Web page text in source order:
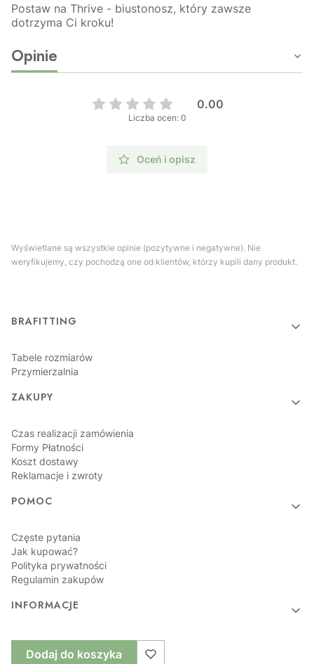
Postaw na Thrive - biustonosz, który zawsze
dotrzyma Ci kroku!
Opinie
0.00
Liczba ocen: 0
Oceń i opisz
Wyświetlane są wszystkie opinie (pozytywne i negatywne). Nie
weryfikujemy, czy pochodzą one od klientów, którzy kupili dany produkt.
Linki w stopce
BRAFITTING
Tabele rozmiarów
Przymierzalnia
ZAKUPY
Czas realizacji zamówienia
Formy Płatności
Koszt dostawy
Reklamacje i zwroty
POMOC
Częste pytania
Jak kupować?
Polityka prywatności
Regulamin zakupów
INFORMACJE
O nas
Kontakt
Dodaj do koszyka